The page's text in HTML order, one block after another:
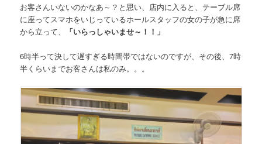
お客さんいないのかなあ～？と思い、店内に入ると、テーブル席
に座ってスマホをいじっているホールスタッフの女の子が急に席
から立って、
「いらっしゃいませ～！！」
6時半って決して遅すぎる時間帯ではないのですが、その後、7時
半くらいまでお客さんは私のみ。。。